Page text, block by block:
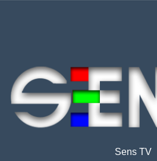
Sens TV